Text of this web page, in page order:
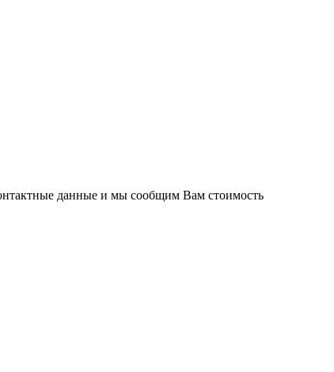
данные и мы сообщим Вам стоимость